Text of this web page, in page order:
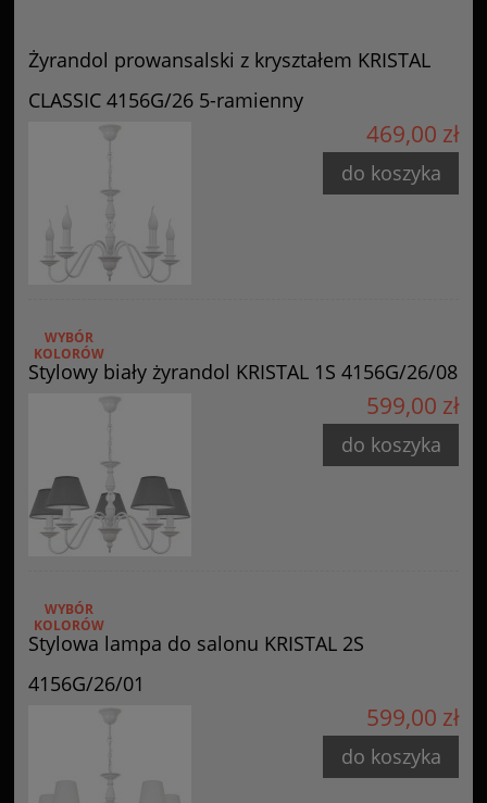
Żyrandol prowansalski z kryształem KRISTAL
CLASSIC 4156G/26 5-ramienny
469,00 zł
do koszyka
Stylowy biały żyrandol KRISTAL 1S 4156G/26/08
WYBÓR
KOLORÓW
599,00 zł
do koszyka
Stylowa lampa do salonu KRISTAL 2S
4156G/26/01
WYBÓR
KOLORÓW
599,00 zł
do koszyka